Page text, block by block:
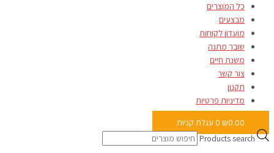
כל המוצרים
מבצעים
מועדון לקוחות
שובר מתנה
משנת חיים
צור קשר
תקנון
מדיניות פרטיות
₪0.00
0 עגלת קניות
Products search